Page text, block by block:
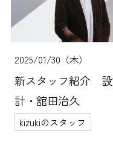
2025/01/30（木）
新スタッフ紹介 設
計・舘田治久
kizukiのスタッフ